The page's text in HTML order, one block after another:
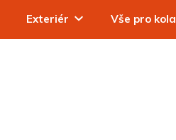
Exteriér Vše pro kola